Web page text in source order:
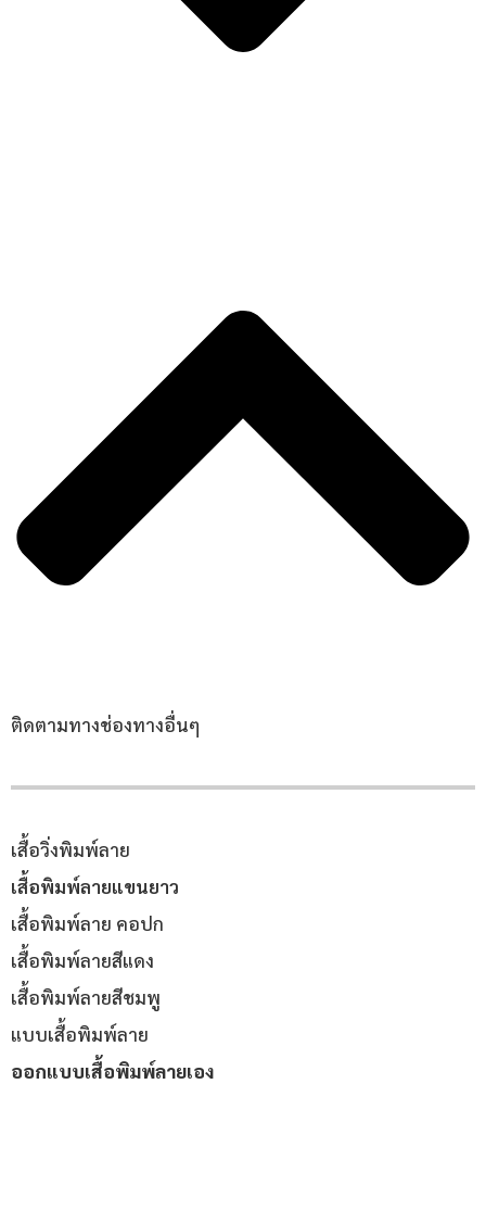
ติดตามทางช่องทางอื่นๆ
เสื้อวิ่งพิมพ์ลาย
เสื้อพิมพ์ลายแขนยาว
เสื้อพิมพ์ลาย คอปก
เสื้อพิมพ์ลายสีแดง
เสื้อพิมพ์ลายสีชมพู
แบบเสื้อพิมพ์ลาย
ออกแบบเสื้อพิมพ์ลายเอง